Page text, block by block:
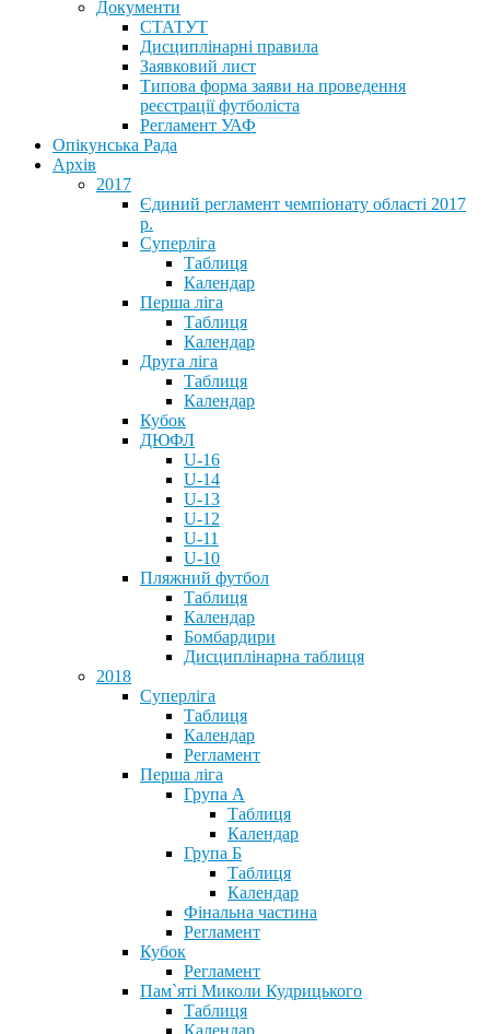
Документи
СТАТУТ
Дисциплінарні правила
Заявковий лист
Типова форма заяви на проведення
реєстрації футболіста
Регламент УАФ
Опікунська Рада
Архів
2017
Єдиний регламент чемпіонату області 2017
р.
Суперліга
Таблиця
Календар
Перша ліга
Таблиця
Календар
Друга ліга
Таблиця
Календар
Кубок
ДЮФЛ
U-16
U-14
U-13
U-12
U-11
U-10
Пляжний футбол
Таблиця
Календар
Бомбардири
Дисциплінарна таблиця
2018
Суперліга
Таблиця
Календар
Регламент
Перша ліга
Група А
Таблиця
Календар
Група Б
Таблиця
Календар
Фінальна частина
Регламент
Кубок
Регламент
Пам`яті Миколи Кудрицького
Таблиця
Календар